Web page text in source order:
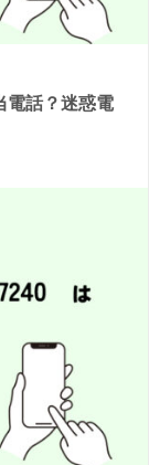
電話？迷惑電